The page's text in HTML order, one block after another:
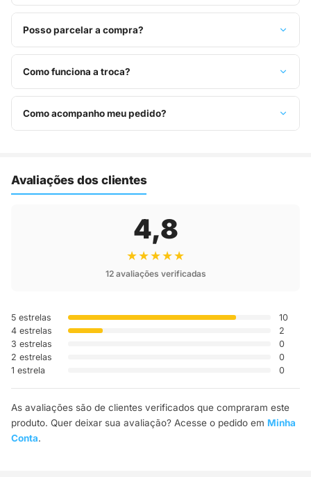
Posso parcelar a compra?
Sim, parcelamos em até 10x sem juros no cartão de crédito,
ou pague à vista no Pix com 8% de desconto.
Como funciona a troca?
Você tem 7 dias após o recebimento para solicitar troca.
Basta entrar em contato pelo WhatsApp ou e-mail.
Como acompanho meu pedido?
Avaliações dos clientes
4,8
★★★★★
12 avaliações verificadas
5 estrelas
10
4 estrelas
2
3 estrelas
0
2 estrelas
0
1 estrela
0
As avaliações são de clientes verificados que compraram este
produto. Quer deixar sua avaliação? Acesse o pedido em Minha
Conta.